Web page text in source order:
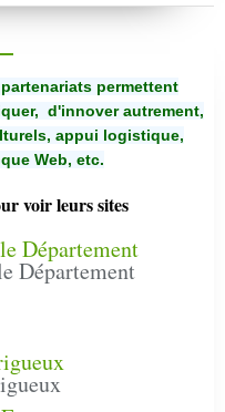
permettent
d'innover autrement,
appui logistique,
Web, etc.
voir leurs sites
Département